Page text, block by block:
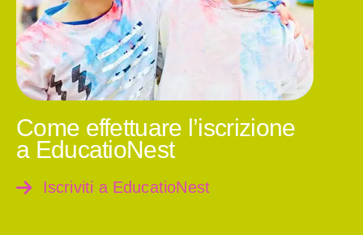
Come effettuare l’iscrizione
a EducatioNest
Iscriviti a EducatioNest